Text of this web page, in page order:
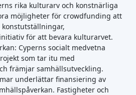
rika kulturarv och konstnärliga
möjligheter för crowdfunding att
för att bevara kulturarvet.
Cyperns socialt medvetna
som tar itu med
främjar samhällsutveckling.
underlättar finansiering av
Fastigheter och